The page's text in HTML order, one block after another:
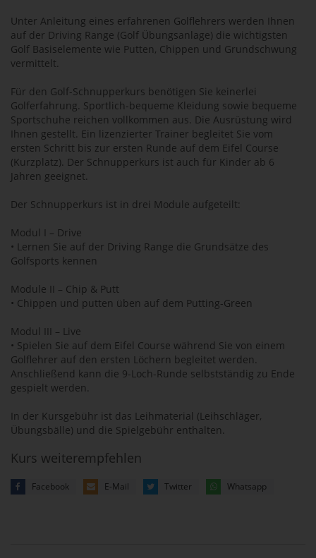
Unter Anleitung eines erfahrenen Golflehrers werden Ihnen
auf der Driving Range (Golf Übungsanlage) die wichtigsten
Golf Basiselemente wie Putten, Chippen und Grundschwung
vermittelt.
Für den Golf-Schnupperkurs benötigen Sie keinerlei
Golferfahrung. Sportlich-bequeme Kleidung sowie bequeme
Sportschuhe reichen vollkommen aus. Die Ausrüstung wird
Ihnen gestellt. Ein lizenzierter Trainer begleitet Sie vom
ersten Schritt bis zur ersten Runde auf dem Eifel Course
(Kurzplatz). Der Schnupperkurs ist auch für Kinder ab 6
Jahren geeignet.
Der Schnupperkurs ist in drei Module aufgeteilt:
Modul I – Drive
• Lernen Sie auf der Driving Range die Grundsätze des
Golfsports kennen
Module II – Chip & Putt
• Chippen und putten üben auf dem Putting-Green
Modul III – Live
• Spielen Sie auf dem Eifel Course während Sie von einem
Golflehrer auf den ersten Löchern begleitet werden.
Anschließend kann die 9-Loch-Runde selbstständig zu Ende
gespielt werden.
In der Kursgebühr ist das Leihmaterial (Leihschläger,
Übungsbälle) und die Spielgebühr enthalten.
Kurs weiterempfehlen
Facebook E-Mail Twitter Whatsapp